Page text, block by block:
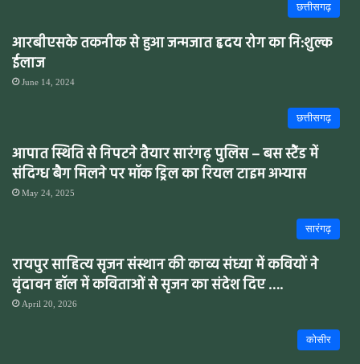
छत्तीसगढ़
आरबीएसके तकनीक से हुआ जन्मजात हृदय रोग का नि:शुल्क
ईलाज
June 14, 2024
छत्तीसगढ़
आपात स्थिति से निपटने तैयार सारंगढ़ पुलिस – बस स्टैंड में
संदिग्ध बैग मिलने पर मॉक ड्रिल का रियल टाइम अभ्यास
May 24, 2025
सारंगढ़
रायपुर साहित्य सृजन संस्थान की काव्य संध्या में कवियों ने
वृंदावन हॉल में कविताओं से सृजन का संदेश दिए ….
April 20, 2026
कोसीर